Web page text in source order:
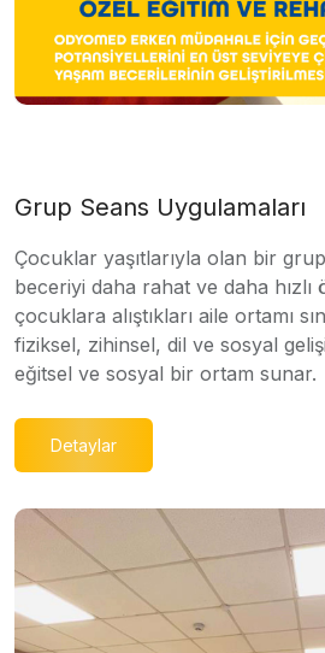
Grup Seans Uygulamaları
Çocuklar yaşıtlarıyla olan bir
beceriyi daha rahat ve daha hızlı
çocuklara alıştıkları aile ortamı
fiziksel, zihinsel, dil ve sosyal
eğitsel ve sosyal bir ortam sunar.
Detaylar